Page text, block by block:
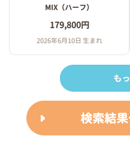
MIX（ハーフ）
179,800円
2026年6月10日 生まれ
も
検索結